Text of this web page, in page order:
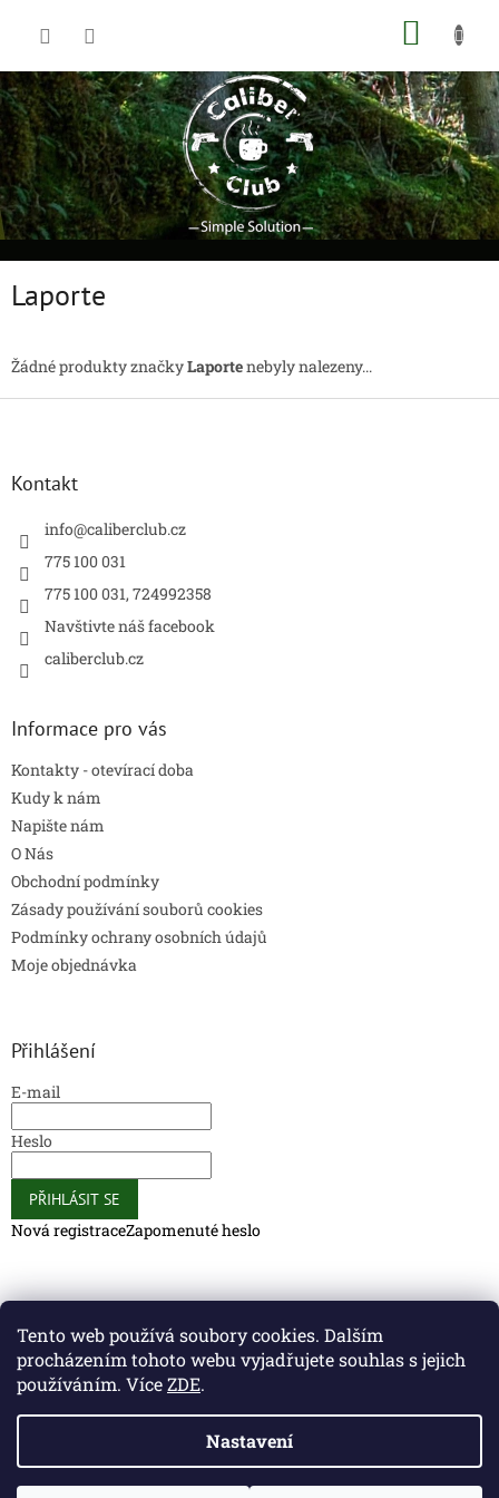
Tento web používá soubory cookies. Dalším
procházením tohoto webu vyjadřujete souhlas s jejich
používáním. VíceZDE.
Nastavení
Laporte
Žádné produkty značkyLaportenebyly nalezeny...
Kontakt
info@caliberclub.cz
775 100 031
775 100 031, 724992358
Navštivte náš facebook
caliberclub.cz
Informace pro vás
Kontakty - otevírací doba
Kudy k nám
Napište nám
O Nás
Obchodní podmínky
Zásady používání souborů cookies
Podmínky ochrany osobních údajů
Moje objednávka
Přihlášení
E-mail
Heslo
PŘIHLÁSIT SE
Nová registraceZapomenuté heslo
Caliber Club - Gun Store